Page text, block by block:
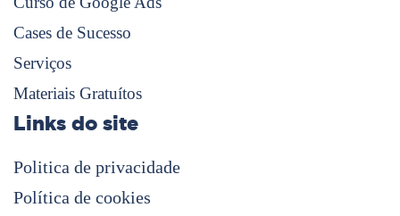
Cases de Sucesso
Serviços
Materiais Gratuítos
Links do site
Politica de privacidade
Política de cookies